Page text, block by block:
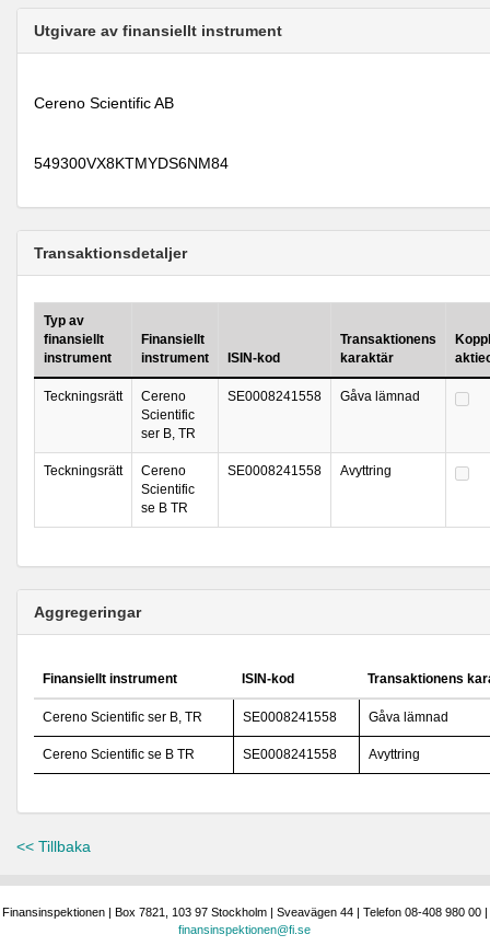
Utgivare av finansiellt instrument
Cereno Scientific AB
549300VX8KTMYDS6NM84
Transaktionsdetaljer
Typ av
finansiellt
instrument
Finansiellt
instrument
ISIN-kod
Transaktionens
karaktär
Teckningsrätt
Cereno
Scientific
ser B, TR
SE0008241558 Gåva lämnad
Teckningsrätt
Cereno
Scientific
se B TR
SE0008241558 Avyttring
Aggregeringar
Finansiellt instrument ISIN-kod Transaktionens
Cereno Scientific ser B, TR SE0008241558 Gåva lämnad
Cereno Scientific se B TR SE0008241558 Avyttring
<< Tillbaka
Finansinspektionen | Box 7821, 103 97 Stockholm | Sveavägen 44 | Telefon 08-408 980 00 |
finansinspektionen@fi.se